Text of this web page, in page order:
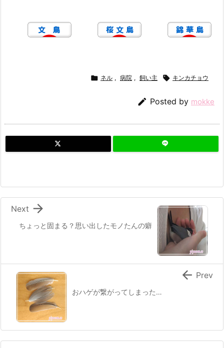
 ネル , 病院 , 飼い主  キンカチョウ
 Posted by mokke
ちょっと固まる？思い出したモノたんの癖

Next
おハゲが繋がってしまった…
 Prev